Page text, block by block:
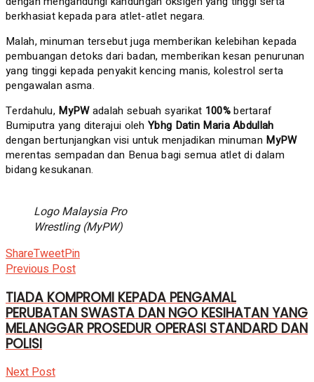
berkhasiat kepada para atlet-atlet negara.
Malah, minuman tersebut juga memberikan kelebihan kepada
pembuangan detoks dari badan, memberikan kesan penurunan
yang tinggi kepada penyakit kencing manis, kolestrol serta
pengawalan asma.
Terdahulu, MyPWadalah sebuah syarikat 100%bertaraf
Bumiputra yang diterajui olehYbhg Datin Maria Abdullah
dengan bertunjangkan visi untuk menjadikan minuman MyPW
merentas sempadan dan Benua bagi semua atlet di dalam
bidang kesukanan.
Logo Malaysia Pro
Wrestling (MyPW)
ShareTweetPin
Previous Post
TIADA KOMPROMI KEPADA PENGAMAL
PERUBATAN SWASTA DAN NGO KESIHATAN YANG
MELANGGAR PROSEDUR OPERASI STANDARD DAN
POLISI
Next Post